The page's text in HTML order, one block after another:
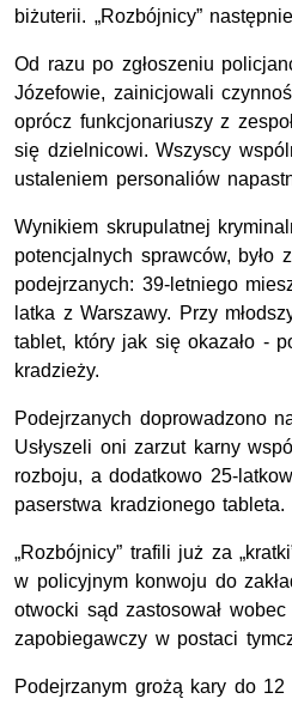
biżuterii. „Rozbójnicy”
Od razu po zgłoszeniu
Józefowie, zainicjowali
oprócz funkcjonariuszy z
się dzielnicowi. Wszyscy
ustaleniem personaliów
Wynikiem skrupulatnej
potencjalnych sprawców, było
podejrzanych: 39-letniego
latka z Warszawy. Przy
tablet, który jak się okazało -
kradzieży.
Podejrzanych doprowadzono
Usłyszeli oni zarzut karny
rozboju, a dodatkowo 25-
paserstwa kradzionego tableta.
„Rozbójnicy” trafili już za
w policyjnym konwoju do
otwocki sąd zastosował
zapobiegawczy w postaci
Podejrzanym grożą kary do